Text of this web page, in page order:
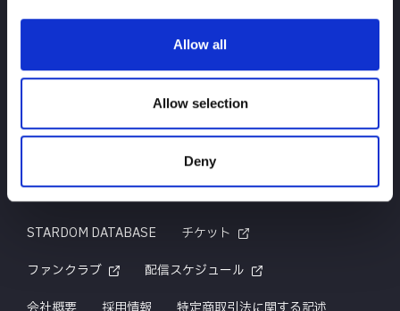
Allow all
Allow selection
Deny
選手紹介 グッズ
お問い合わせ
STARDOM DATABASE
チケット
ファンクラブ
配信スケジュール